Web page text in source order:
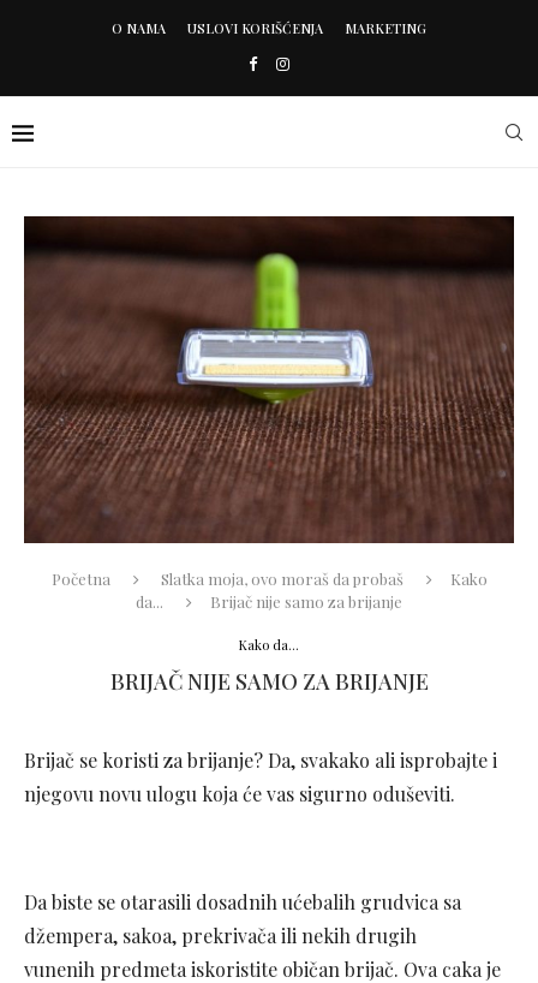
O NAMA USLOVI KORIŠĆENJA MARKETING
Početna Slatka moja, ovo moraš da probaš
Kako
da...
Brijač nije samo za brijanje
Kako da...
BRIJAČ NIJE SAMO ZA BRIJANJE
Brijač se koristi za brijanje? Da, svakako ali isprobajte i
njegovu novu ulogu koja će vas sigurno oduševiti.
Da biste se otarasili dosadnih ućebalih grudvica sa
džempera, sakoa, prekrivača ili nekih drugih
vunenih predmeta iskoristite običan brijač. Ova caka je